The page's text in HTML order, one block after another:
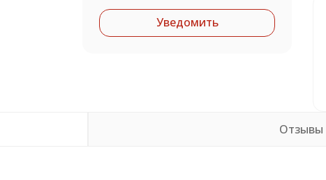
Уведомить
Отзывы